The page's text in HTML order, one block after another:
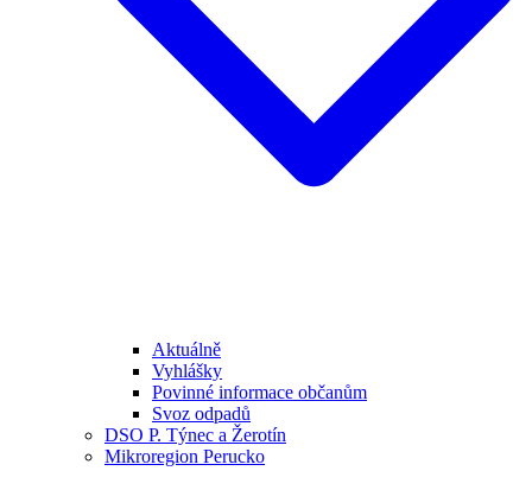
Aktuálně
Vyhlášky
Povinné informace občanům
Svoz odpadů
DSO P. Týnec a Žerotín
Mikroregion Perucko